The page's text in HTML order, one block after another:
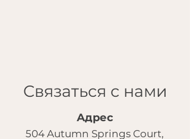
Связаться с нами
Адрес
504 Autumn Springs Court,